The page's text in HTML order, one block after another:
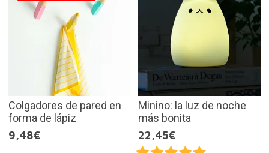
Colgadores de pared en
forma de lápiz
9,48€
Minino: la luz de noche
más bonita
22,45€